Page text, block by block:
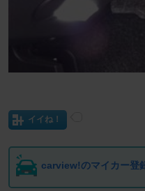
イイね！
carview!のマイカー登